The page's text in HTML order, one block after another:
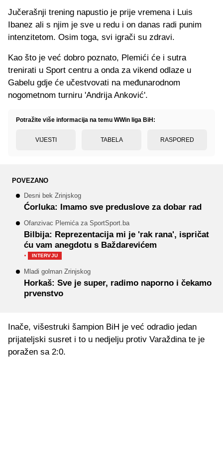
Jučerašnji trening napustio je prije vremena i Luis
Ibanez ali s njim je sve u redu i on danas radi punim
intenzitetom. Osim toga, svi igrači su zdravi.
Kao što je već dobro poznato, Plemići će i sutra
trenirati u Sport centru a onda za vikend odlaze u
Gabelu gdje će učestvovati na međunarodnom
nogometnom turniru 'Andrija Anković'.
Potražite više informacija na temu WWin liga BiH:
VIJESTI TABELA RASPORED
POVEZANO
Desni bek Zrinjskog
Ćorluka: Imamo sve preduslove za dobar rad
Ofanzivac Plemića za SportSport.ba
Bilbija: Reprezentacija mi je 'rak rana', ispričat
ću vam anegdotu s Baždarevićem
· INTERVJU
Mladi golman Zrinjskog
Horkaš: Sve je super, radimo naporno i čekamo
prvenstvo
Inače, višestruki šampion BiH je već odradio jedan
prijateljski susret i to u nedjelju protiv Varaždina te je
poražen sa 2:0.